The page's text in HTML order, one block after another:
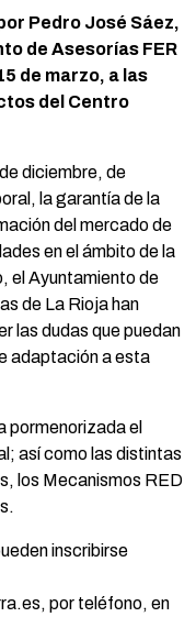
Pedro José Sáez,
de Asesorías FER
de marzo, a las
del Centro
diciembre, de
la garantía de la
del mercado de
en el ámbito de la
el Ayuntamiento de
de La Rioja han
las dudas que puedan
adaptación a esta
pormenorizada el
así como las distintas
los Mecanismos RED
inscribirse
por teléfono, en